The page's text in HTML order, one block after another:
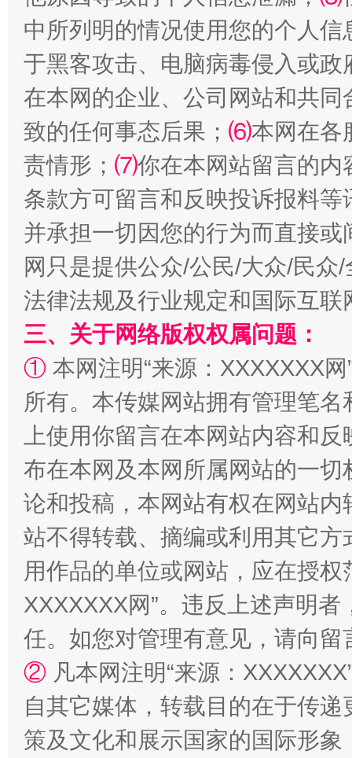
全民健身五年计划来了！等你上场
阿坝州三大球赛在茂县开幕 规模
国家大学科技园优化重塑工作
中所列明的情况使用您的个人
于黑客攻击、电脑病毒侵入或
在本网的企业、公司网站和共
致的任何事态后果； ⑹本网在各
责情形； ⑺你在本网站留言的内
条款方可留言和反映投诉报料
并承担一切因您的行为而直接
网只是提供公众/公民/大众/民
法律法规及行业规定和国际互
三、关于网络版权权属问题：
① 本网注明“来源：XXXXXXX
所有。本传媒网站拥有管理笔
上使用你留言在本网站内容和
布在本网及本网所属网站的一
论和投稿，本网站有权在网站
站不得转载、摘编或利用其它
用作品的单位或网站，应在授
XXXXXXX网”。违反上述声明
任。如您对管理有意见，请向
② 凡本网注明“来源：
自其它媒体，转载目的在于传
策及文化和展示国家的国际形